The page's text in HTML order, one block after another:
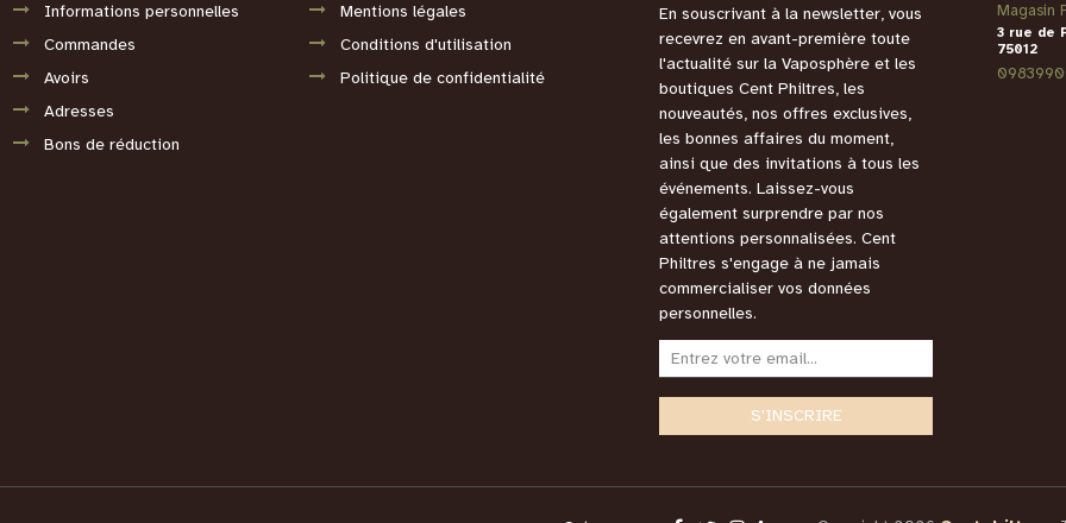
Informations personnelles
Commandes
Avoirs
Adresses
Bons de réduction
Mentions légales
Conditions d'utilisation
Politique de confidentialité
En souscrivant à la newsletter, vous
recevrez en avant-première toute
l'actualité sur la Vaposphère et les
boutiques Cent Philtres, les
nouveautés, nos offres exclusives,
les bonnes affaires du moment,
ainsi que des invitations à tous les
événements. Laissez-vous
également surprendre par nos
attentions personnalisées. Cent
Philtres s'engage à ne jamais
commercialiser vos données
personnelles.
Magasin
3 rue de
75012